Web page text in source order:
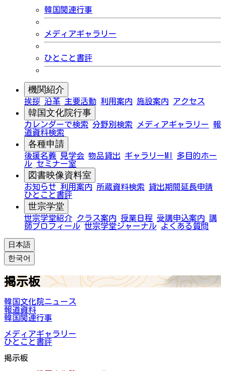
韓国関連行事
メディアギャラリー
ひとこと書評
機関紹介
挨拶 沿革 主要活動 利用案内 施設案内 アクセス
韓国文化院行事
カレンダーで検索 分野別検索 メディアギャラリー 報
道資料検索
各種申請
後援名義 見学会 物品貸出 ギャラリーMI
多目的ホー
ル セミナー室
図書映像資料室
お知らせ 利用案内 所蔵資料検索
貸出期間延長申請
ひとこと書評
世宗学堂
世宗学堂紹介 クラス案内 授業日程 受講申込案内 講
師プロフィール 世宗学堂ジャーナル よくある質問
日本語
한국어
掲示板
韓国文化院ニュース
報道資料
韓国関連行事
メディアギャラリー
ひとこと書評
掲示板